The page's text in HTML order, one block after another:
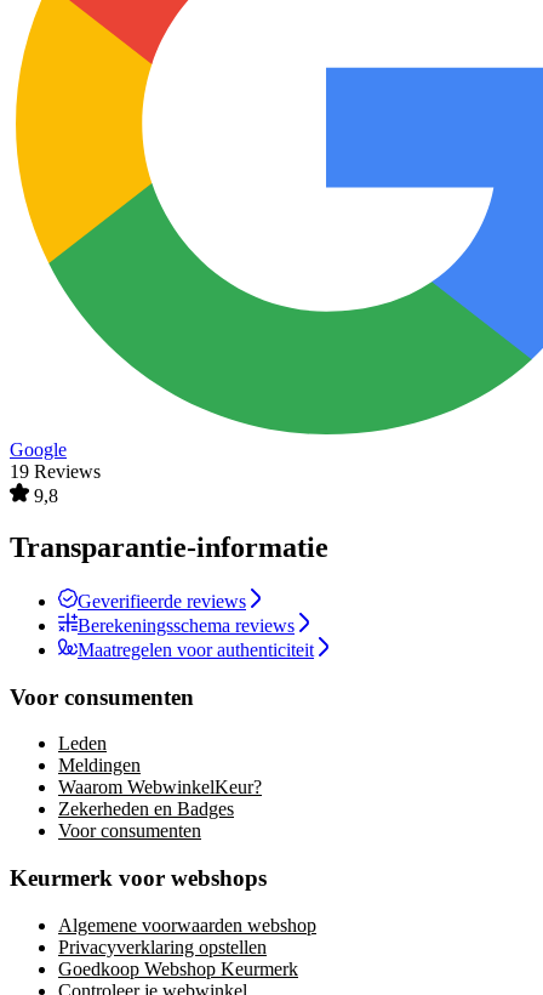
Google
19 Reviews
9,8
Transparantie-informatie
Geverifieerde reviews
Berekeningsschema reviews
Maatregelen voor authenticiteit
Voor consumenten
Leden
Meldingen
Waarom WebwinkelKeur?
Zekerheden en Badges
Voor consumenten
Keurmerk voor webshops
Algemene voorwaarden webshop
Privacyverklaring opstellen
Goedkoop Webshop Keurmerk
Controleer je webwinkel